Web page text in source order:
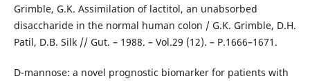
Grimble, G.K. Assimilation of lactitol, an unabsorbed
disaccharide in the normal human colon / G.K. Grimble, D.H.
Patil, D.B. Silk // Gut. – 1988. – Vol.29 (12). – Р.1666–1671.
D-mannose: a novel prognostic biomarker for patients with